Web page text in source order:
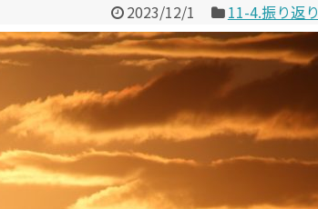
2023/12/1 11-4.振り返り